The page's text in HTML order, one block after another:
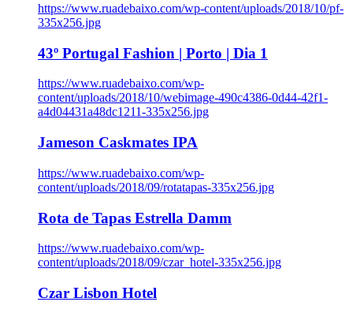
https://www.ruadebaixo.com/wp-content/uploads/2018/10/pf-
335x256.jpg
43º Portugal Fashion | Porto | Dia 1
https://www.ruadebaixo.com/wp-
content/uploads/2018/10/webimage-490c4386-0d44-42f1-
a4d04431a48dc1211-335x256.jpg
Jameson Caskmates IPA
https://www.ruadebaixo.com/wp-
content/uploads/2018/09/rotatapas-335x256.jpg
Rota de Tapas Estrella Damm
https://www.ruadebaixo.com/wp-
content/uploads/2018/09/czar_hotel-335x256.jpg
Czar Lisbon Hotel